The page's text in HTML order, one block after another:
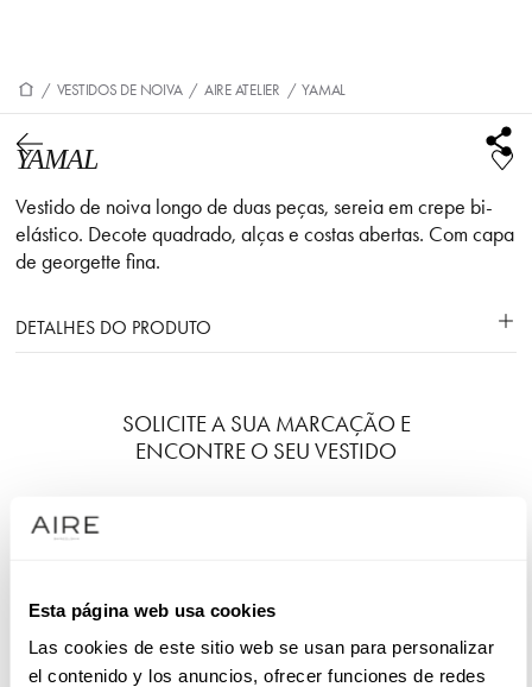
Esta página web usa cookies
Las cookies de este sitio web se usan para personalizar
el contenido y los anuncios, ofrecer funciones de redes
/ VESTIDOS DE NOIVA / AIRE ATELIER / YAMAL
YAMAL
Vestido de noiva longo de duas peças, sereia em crepe bi-
elástico. Decote quadrado, alças e costas abertas. Com capa
de georgette fina.
DETALHES DO PRODUTO
SOLICITE A SUA MARCAÇÃO E
ENCONTRE O SEU VESTIDO